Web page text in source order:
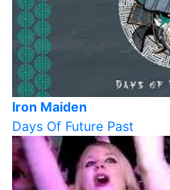
Iron Maiden
Days Of Future Past